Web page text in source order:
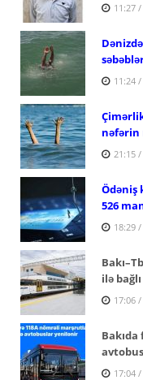
11:27
11:24
nəfərin
21:15
Ödəniş
526
18:29
ilə
17:06
17:04